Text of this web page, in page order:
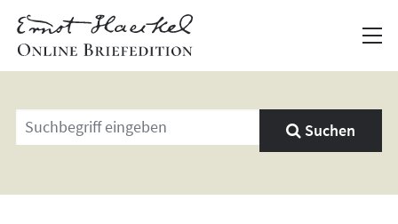
Geben
Sie
Suchbegriff
Suchen